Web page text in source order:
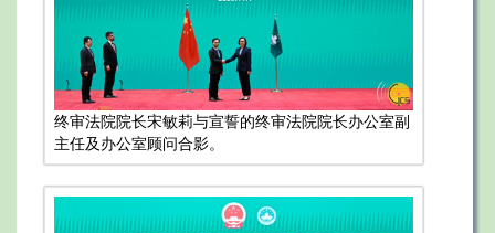
终审法院院长宋敏莉与宣誓的终审法院院长办公室副
主任及办公室顾问合影。